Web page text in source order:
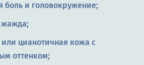
боль и головокружение;
жажда;
цианотичная кожа с
оттенком;